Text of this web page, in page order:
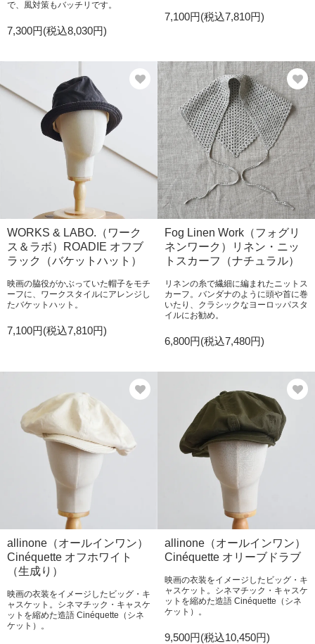
で、風対策もバッチリです。
7,300円(税込8,030円)
7,100円(税込7,810円)
WORKS & LABO.（ワーク
ス＆ラボ）ROADIE オフブ
ラック（バケットハット）
映画の脇役がかぶっていた帽子をモチ
ーフに、ワークスタイルにアレンジし
たバケットハット。
7,100円(税込7,810円)
Fog Linen Work（フォグリ
ネンワーク）リネン・ニッ
トスカーフ（ナチュラル）
リネンの糸で繊細に編まれたニットス
カーフ。バンダナのように頭や首に巻
いたり、クラシックなヨーロッパスタ
イルにお勧め。
6,800円(税込7,480円)
allinone（オールインワン）
Cinéquette オフホワイト
（生成り）
映画の衣装をイメージしたビッグ・キ
ャスケット。シネマチック・キャスケ
ットを縮めた造語 Cinéquette（シネ
ケット）。
allinone（オールインワン）
Cinéquette オリーブドラブ
映画の衣装をイメージしたビッグ・キ
ャスケット。シネマチック・キャスケ
ットを縮めた造語 Cinéquette（シネ
ケット）。
9,500円(税込10,450円)